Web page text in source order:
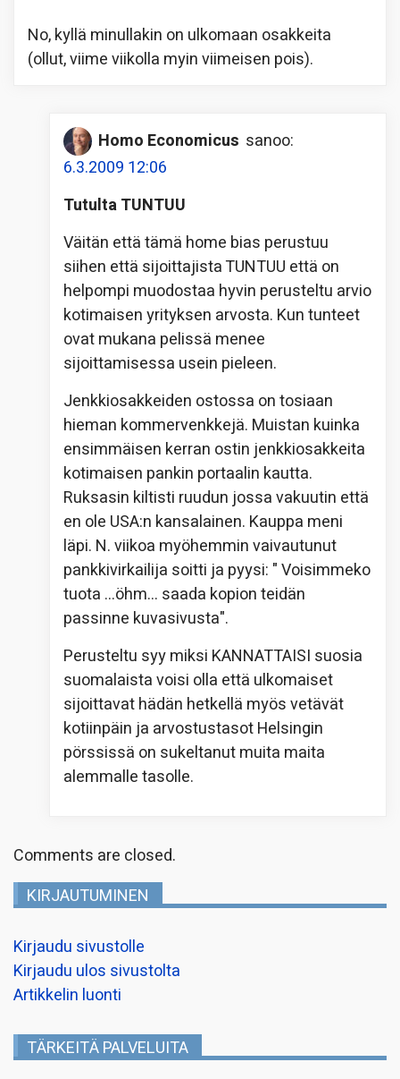
No, kyllä minullakin on ulkomaan osakkeita
(ollut, viime viikolla myin viimeisen pois).
Homo Economicus sanoo:
6.3.2009 12:06
Tutulta TUNTUU
Väitän että tämä home bias perustuu
siihen että sijoittajista TUNTUU että on
helpompi muodostaa hyvin perusteltu arvio
kotimaisen yrityksen arvosta. Kun tunteet
ovat mukana pelissä menee
sijoittamisessa usein pieleen.
Jenkkiosakkeiden ostossa on tosiaan
hieman kommervenkkejä. Muistan kuinka
ensimmäisen kerran ostin jenkkiosakkeita
kotimaisen pankin portaalin kautta.
Ruksasin kiltisti ruudun jossa vakuutin että
en ole USA:n kansalainen. Kauppa meni
läpi. N. viikoa myöhemmin vaivautunut
pankkivirkailija soitti ja pyysi: " Voisimmeko
tuota …öhm… saada kopion teidän
passinne kuvasivusta".
Perusteltu syy miksi KANNATTAISI suosia
suomalaista voisi olla että ulkomaiset
sijoittavat hädän hetkellä myös vetävät
kotiinpäin ja arvostustasot Helsingin
pörssissä on sukeltanut muita maita
alemmalle tasolle.
Comments are closed.
KIRJAUTUMINEN
Kirjaudu sivustolle
Kirjaudu ulos sivustolta
Artikkelin luonti
TÄRKEITÄ PALVELUITA